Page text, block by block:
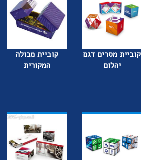
קוביית מסרים דגם
יהלום
קוביית מכולה
המקורית